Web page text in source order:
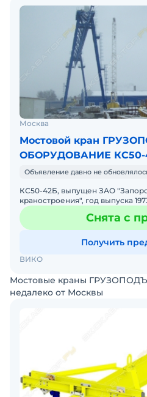
Москва
Мостовой кран
ОБОРУДОВАНИЕ КС50-
Объявление давно не
КС50-42Б, выпущен ЗАО
краностроения", год выпуска
грузоподъемность -50т,
рельса Р43
Снята с
Получить
ВИКО
Мостовые краны
недалеко от Москвы